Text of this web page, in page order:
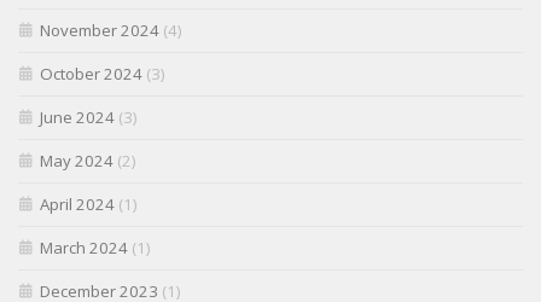
November 2024 (4)
October 2024 (3)
June 2024 (3)
May 2024 (2)
April 2024 (1)
March 2024 (1)
December 2023 (1)